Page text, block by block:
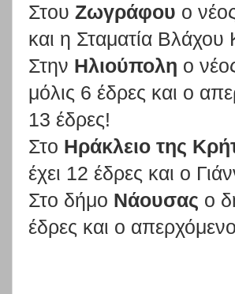
Στου Ζωγράφου ο
και η Σταματία
Στην Ηλιούπολη ο
μόλις 6 έδρες και ο
13 έδρες!
Στο Ηράκλειο της
έχει 12 έδρες και ο
Στο δήμο Νάουσας ο
έδρες και ο